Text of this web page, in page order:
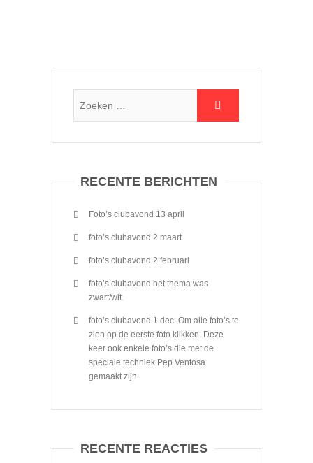
RECENTE BERICHTEN
Foto’s clubavond 13 april
foto’s clubavond 2 maart.
foto’s clubavond 2 februari
foto’s clubavond het thema was
zwart/wit.
foto’s clubavond 1 dec. Om alle foto’s te
zien op de eerste foto klikken. Deze
keer ook enkele foto’s die met de
speciale techniek Pep Ventosa
gemaakt zijn.
RECENTE REACTIES